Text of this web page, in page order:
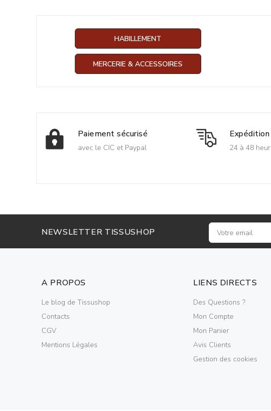
HABILLEMENT
MERCERIE & ACCESSOIRES
Paiement sécurisé
avec le CIC et Paypal 24 à 48
NEWSLETTER TISSUSHOP
A PROPOS
Le blog de Tissushop
Contacts
CGV
Mentions Légales
LIENS DIRECTS
Des Questions ?
Mon Compte
Mon Panier
Avis Clients
Gestion des cookies